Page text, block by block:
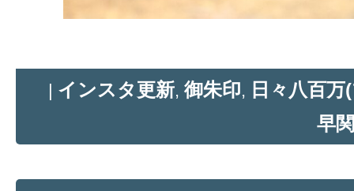
| インスタ更新, 御朱印, 日々八百万
早